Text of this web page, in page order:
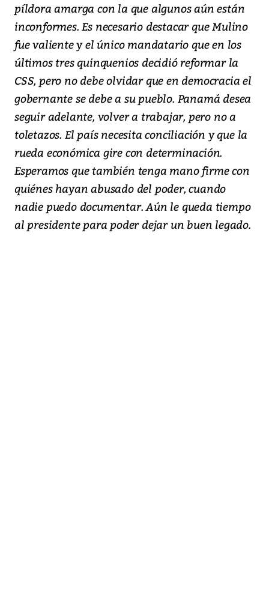
píldora amarga con la que algunos aún están
inconformes. Es necesario destacar que Mulino
fue valiente y el único mandatario que en los
últimos tres quinquenios decidió reformar la
CSS, pero no debe olvidar que en democracia el
gobernante se debe a su pueblo. Panamá desea
seguir adelante, volver a trabajar, pero no a
toletazos. El país necesita conciliación y que la
rueda económica gire con determinación.
Esperamos que también tenga mano firme con
quiénes hayan abusado del poder, cuando
nadie puedo documentar. Aún le queda tiempo
al presidente para poder dejar un buen legado.